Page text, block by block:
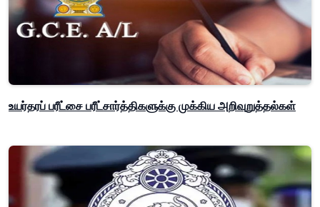
உயர்தரப் பரீட்சை பரீட்சார்த்திகளுக்கு முக்கிய அறிவுறுத்தல்கள்